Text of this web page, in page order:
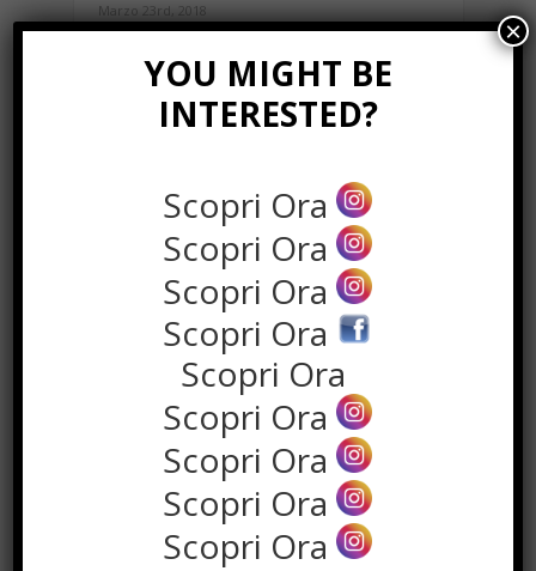
Marzo 23rd, 2018
NEWS IN UNA FOTO
POPOLARI
Alcuni trucchi per avere un blog di
YOU MIGHT BE
INTERESTED?
Scopri Ora
Scopri Ora
Scopri Ora
Scopri Ora
Scopri Ora
Scopri Ora
Scopri Ora
Scopri Ora
Scopri Ora
×